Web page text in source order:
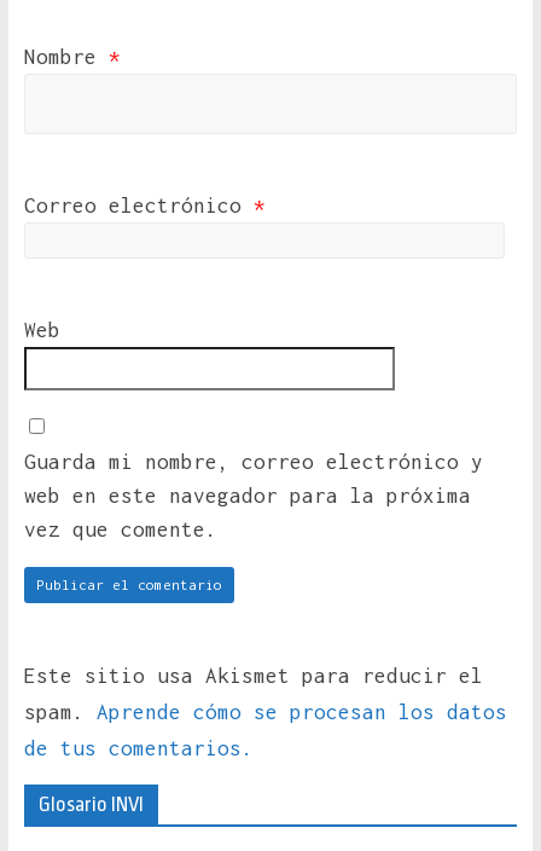
Nombre *
Correo electrónico *
Web
Guarda mi nombre, correo electrónico y
web en este navegador para la próxima
vez que comente.
Este sitio usa Akismet para reducir el
spam. Aprende cómo se procesan los datos
de tus comentarios.
Glosario INVI